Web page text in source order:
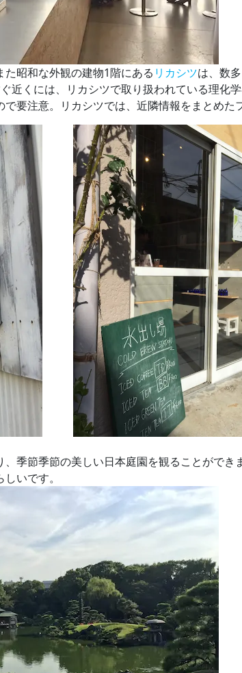
昭和な外観の建物1階にある リカシツは、数
近くには、リカシツで取り扱われている理化
要注意。リカシツでは、近隣情報をまとめた
、季節季節の美しい日本庭園を観ることがで
いです。